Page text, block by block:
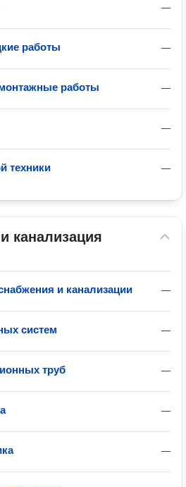
—
—
работы
—
работы
—
—
техники
канализация
—
и канализации
—
систем
—
труб
—
—